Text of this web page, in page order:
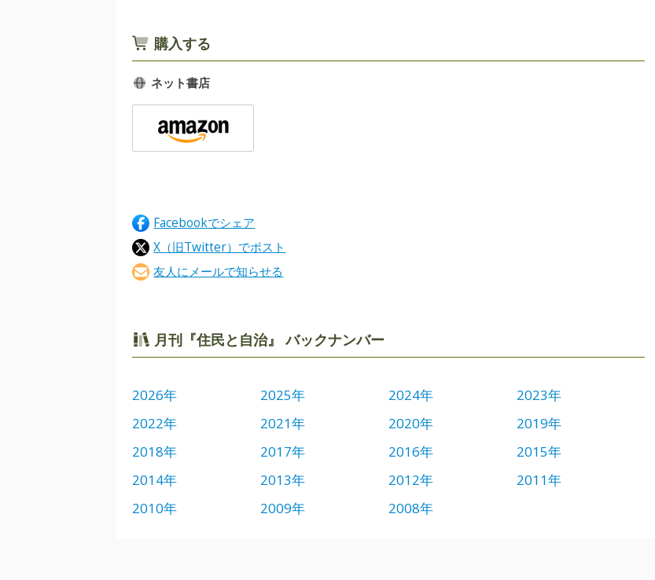
購入する
ネット書店
Facebookでシェア
X（旧Twitter）でポスト
友人にメールで知らせる
月刊『住民と自治』 バックナンバー
2026年 2025年 2024年
2023年
2022年
2021年 2020年
2019年
2018年
2017年 2016年
2015年
2014年
2013年 2012年
2011年
2010年
2009年 2008年